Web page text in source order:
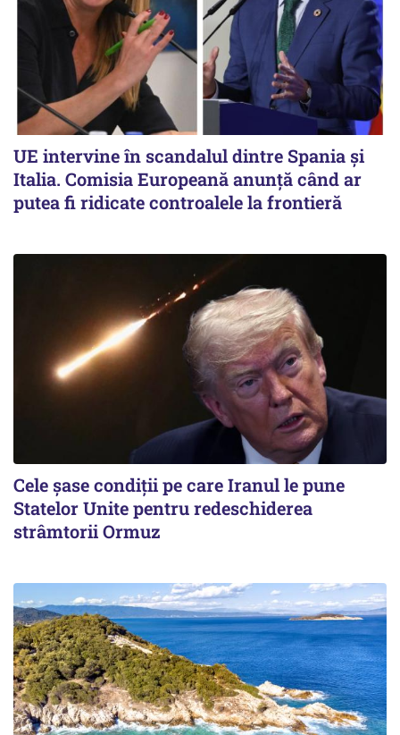
UE intervine în scandalul dintre Spania și
Italia. Comisia Europeană anunță când ar
putea fi ridicate controalele la frontieră
Cele șase condiții pe care Iranul le pune
Statelor Unite pentru redeschiderea
strâmtorii Ormuz